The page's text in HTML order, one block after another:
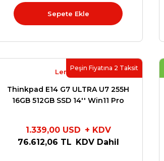
Sepete Ekle
Peşin Fiyatına 2 Taksit
Lenovo
Thinkpad E14 G7 ULTRA U7 255H
16GB 512GB SSD 14'' Win11 Pro
1.339,00 USD + KDV
76.612,06 TL KDV Dahil